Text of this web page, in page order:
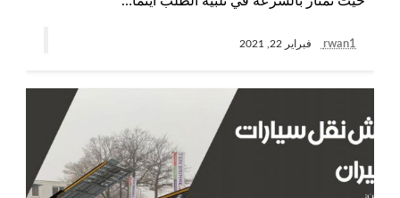
rwan1 فبراير 22, 2021